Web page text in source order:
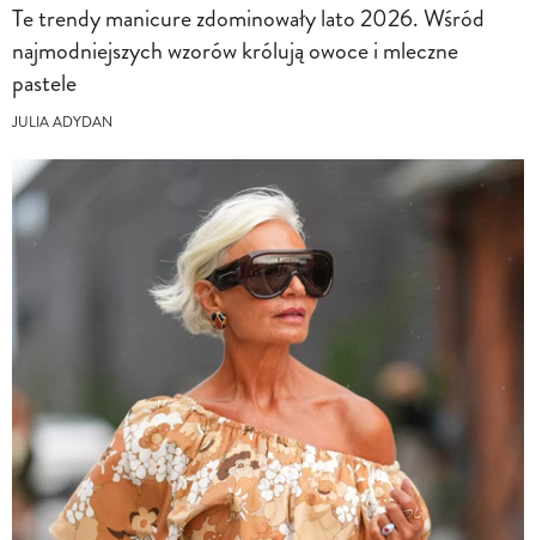
Te trendy manicure zdominowały lato 2026. Wśród
najmodniejszych wzorów królują owoce i mleczne
pastele
JULIA ADYDAN